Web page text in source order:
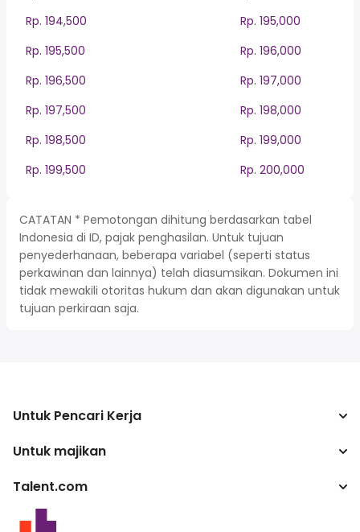
Rp. 194,500
Rp. 195,000
Rp. 195,500
Rp. 196,000
Rp. 196,500
Rp. 197,000
Rp. 197,500
Rp. 198,000
Rp. 198,500
Rp. 199,000
Rp. 199,500
Rp. 200,000
CATATAN * Pemotongan dihitung berdasarkan tabel
Indonesia di ID, pajak penghasilan. Untuk tujuan
penyederhanaan, beberapa variabel (seperti status
perkawinan dan lainnya) telah diasumsikan. Dokumen ini
tidak mewakili otoritas hukum dan akan digunakan untuk
tujuan perkiraan saja.
Untuk Pencari Kerja
Mencari pekerjaan
Untuk majikan
Perusahaan
Talent.com
Lebih banyak negara